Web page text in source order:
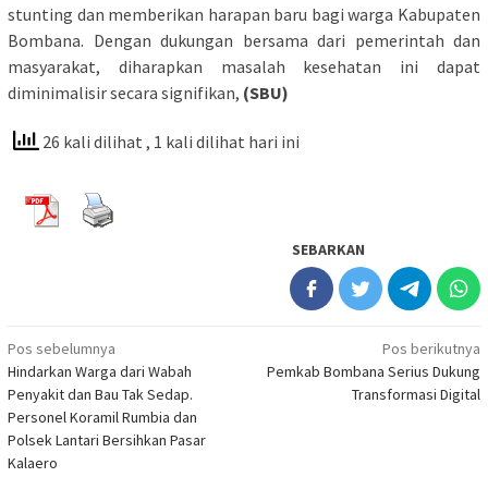
stunting dan memberikan harapan baru bagi warga Kabupaten
Bombana. Dengan dukungan bersama dari pemerintah dan
masyarakat, diharapkan masalah kesehatan ini dapat
diminimalisir secara signifikan, (SBU)
26 kali dilihat , 1 kali dilihat hari ini
SEBARKAN
Navigasi
pos
Pos sebelumnya
Hindarkan Warga dari Wabah
Penyakit dan Bau Tak Sedap.
Personel Koramil Rumbia dan
Polsek Lantari Bersihkan Pasar
Kalaero
Pos berikutnya
Pemkab Bombana Serius Dukung
Transformasi Digital